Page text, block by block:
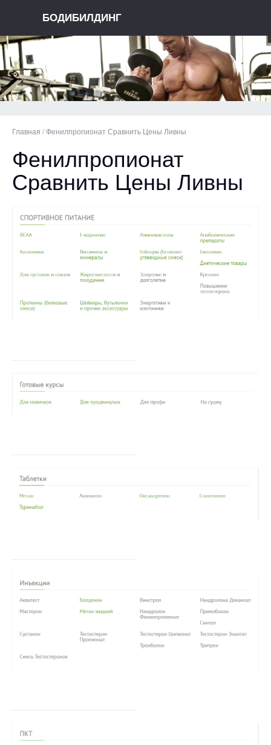
БОДИБИЛДИНГ
Главная / Фенилпропионат Сравнить Цены Ливны
Фенилпропионат
Сравнить Цены Ливны